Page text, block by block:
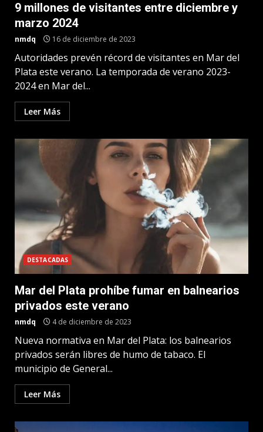
9 millones de visitantes entre diciembre y
marzo 2024
nmdq 16 de diciembre de 2023
Autoridades prevén récord de visitantes en Mar del
Plata este verano. La temporada de verano 2023-
2024 en Mar del...
Leer Más
DESTACADAS
Mar del Plata prohíbe fumar en balnearios
privados este verano
nmdq 4 de diciembre de 2023
Nueva normativa en Mar del Plata: los balnearios
privados serán libres de humo de tabaco. El
municipio de General...
Leer Más